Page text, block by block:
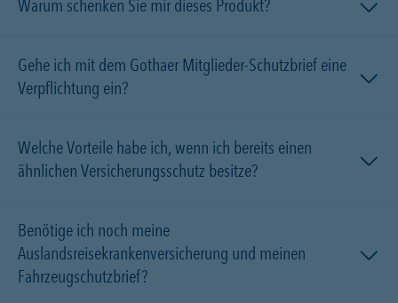
Warum schenken Sie mir dieses Produkt?
Gehe ich mit dem Gothaer Mitglieder-Schutzbrief eine
Verpflichtung ein?
Welche Vorteile habe ich, wenn ich bereits einen
ähnlichen Versicherungsschutz besitze?
Benötige ich noch meine
Auslandsreisekrankenversicherung und meinen
Fahrzeugschutzbrief?